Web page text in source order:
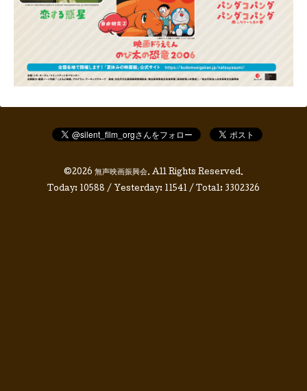
©2026 無声映画振興会. All Rights Reserved.
Today: 10588 / Yesterday: 11541 / Total: 3302326